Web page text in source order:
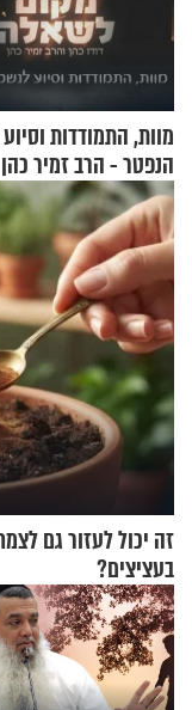
מוות, התמודדות
הנפטר - הרב זמיר כהן
זה יכול לעזור גם
בעציצים?